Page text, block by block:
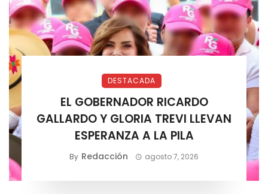
DESTACADA
EL GOBERNADOR RICARDO
GALLARDO Y GLORIA TREVI LLEVAN
ESPERANZA A LA PILA
By Redacción agosto 7, 2026